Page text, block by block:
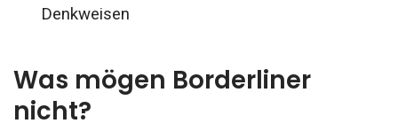
Denkweisen
Was mögen Borderliner
nicht?